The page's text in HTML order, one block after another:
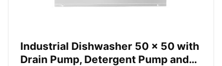
Industrial Dishwasher 50 x 50 with
Drain Pump, Detergent Pump and…